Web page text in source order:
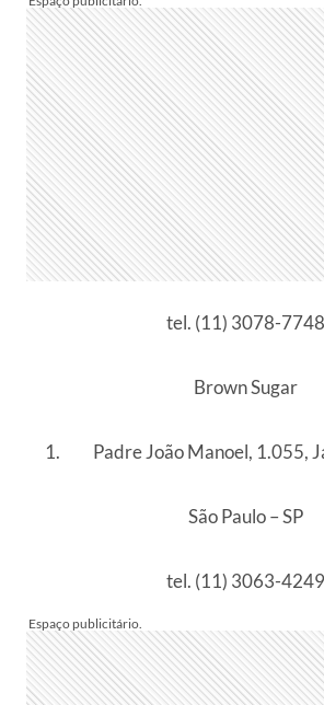
tel. (11) 3078-7748
Brown Sugar
Padre João Manoel, 1.055,
São Paulo – SP
tel. (11) 3063-4249